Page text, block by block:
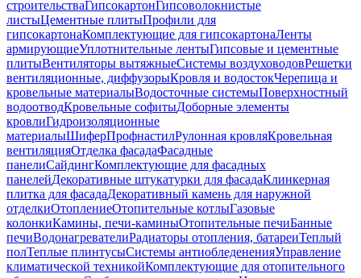
строительстваГипсокартонГипсоволокнистые
листыЦементные плитыПрофили для
гипсокартонаКомплектующие для гипсокартонаЛенты
армирующиеУплотнительные лентыГипсовые и цементные
плитыВентиляторы вытяжныеСистемы воздуховодовРешетки
вентиляционные, диффузорыКровля и водостокЧерепица и
кровельные материалыВодосточные системыПоверхностный
водоотводКровельные софитыДоборные элементы
кровлиГидроизоляционные
материалыШиферПрофнастилРулонная кровляКровельная
вентиляцияОтделка фасадаФасадные
панелиСайдингКомплектующие для фасадных
панелейДекоративные штукатурки для фасадаКлинкерная
плитка для фасадаДекоративный камень для наружной
отделкиОтоплениеОтопительные котлыГазовые
колонкиКамины, печи-каминыОтопительные печиБанные
печиВодонагревателиРадиаторы отопления, батареиТеплый
полТеплые плинтусыСистемы антиобледененияУправление
климатической техникойКомплектующие для отопительного